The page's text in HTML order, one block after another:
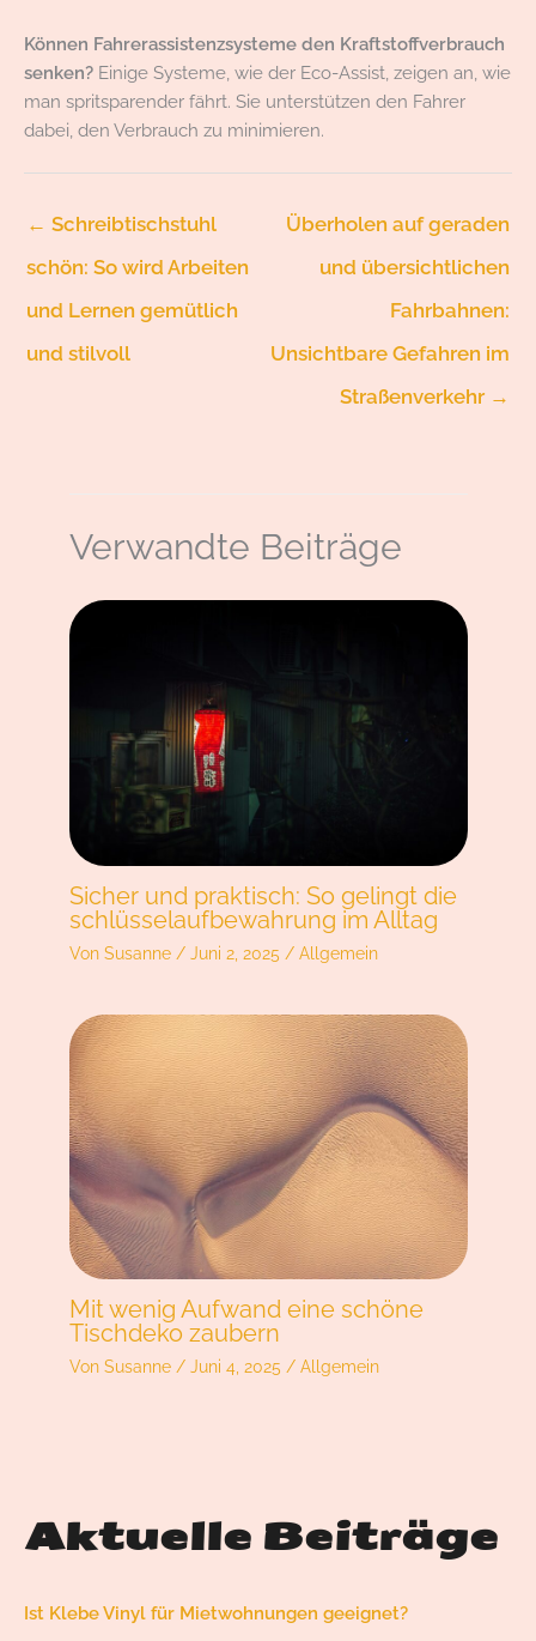
Können Fahrerassistenzsysteme den Kraftstoffverbrauch
senken? Einige Systeme, wie der Eco-Assist, zeigen an, wie
man spritsparender fährt. Sie unterstützen den Fahrer
dabei, den Verbrauch zu minimieren.
← Schreibtischstuhl
schön: So wird Arbeiten
und Lernen gemütlich
und stilvoll
Überholen auf geraden
und übersichtlichen
Fahrbahnen:
Unsichtbare Gefahren im
Straßenverkehr →
Verwandte Beiträge
Sicher und praktisch: So gelingt die
schlüsselaufbewahrung im Alltag
Von Susanne / Juni 2, 2025 / Allgemein
Mit wenig Aufwand eine schöne
Tischdeko zaubern
Von Susanne / Juni 4, 2025 / Allgemein
Aktuelle Beiträge
Ist Klebe Vinyl für Mietwohnungen geeignet?